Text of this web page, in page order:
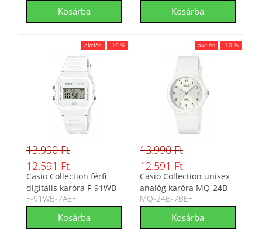
akciós -10 %
13.990 Ft
12.591 Ft
Casio Collection férfi
digitális karóra F-91WB-
7AEF
F-91WB-7AEF
akciós -10 %
13.990 Ft
12.591 Ft
Casio Collection unisex
analóg karóra MQ-24B-
7BEF
MQ-24B-7BEF